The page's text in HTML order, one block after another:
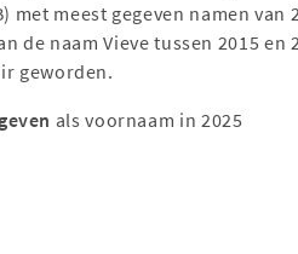
met meest gegeven namen van
de naam Vieve tussen 2015 en
geworden.
als voornaam in 2025